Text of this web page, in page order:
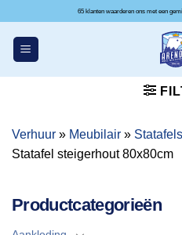
inhoud
65 klanten
Verhuur » Meubilair » Statafels
Statafel steigerhout 80x80cm
Productcategorieën